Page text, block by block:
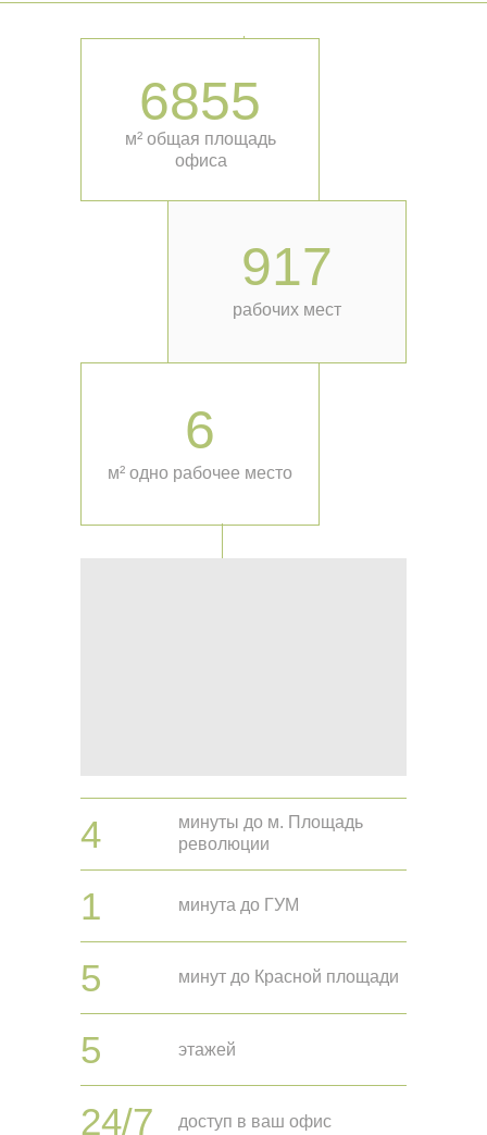
6855
м² общая площадь
офиса
6
м² одно рабочее место
рабочих мест
917
4
минуты до м. Площадь
революции
1 минута до ГУМ
5 минут до Красной площади
5 этажей
24/7 доступ в ваш офис
Назад